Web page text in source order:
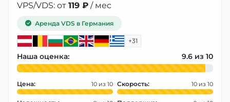
VPS/VDS: от 119 ₽ / мес
Аренда VDS в Германия
+31
Наша оценка: 9.6
Цена: 10 Скорость: 10